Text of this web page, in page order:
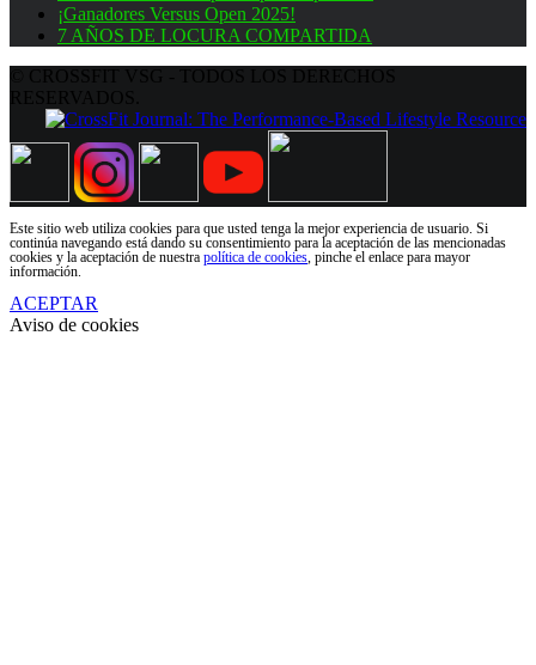
¡Ganadores Versus Open 2025!
7 AÑOS DE LOCURA COMPARTIDA
Este sitio web utiliza cookies para que usted tenga la mejor experiencia de usuario. Si
continúa navegando está dando su consentimiento para la aceptación de las mencionadas
cookies y la aceptación de nuestra política de cookies, pinche el enlace para mayor
información.
ACEPTAR
Aviso de cookies